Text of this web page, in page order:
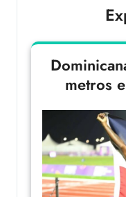
metros